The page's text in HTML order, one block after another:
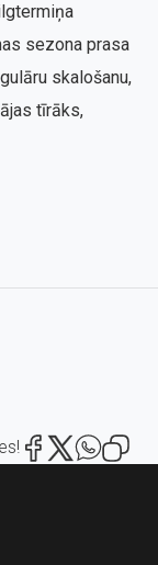
sezona prasa
skalošanu,
tīrāks,